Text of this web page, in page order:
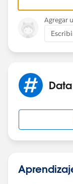
https://
people-in-
e-health-
Naval
Agregar